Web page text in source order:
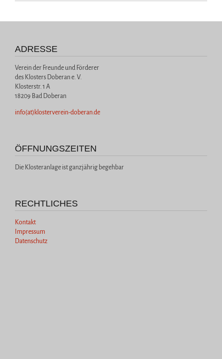
ADRESSE
Verein der Freunde und Förderer
des Klosters Doberan e. V.
Klosterstr. 1 A
18209 Bad Doberan
info(at)klosterverein-doberan.de
ÖFFNUNGSZEITEN
Die Klosteranlage ist ganzjährig begehbar
RECHTLICHES
Kontakt
Impressum
Datenschutz